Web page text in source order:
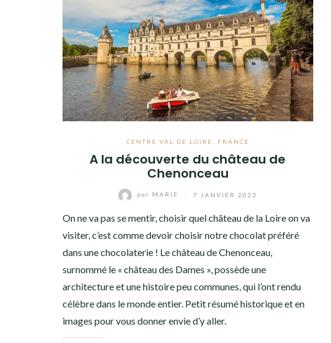
CENTRE VAL DE LOIRE FRANCE
A la découverte du château de
Chenonceau
par MARIE 7 JANVIER 2022
On ne va pas se mentir, choisir quel château de la Loire on va
visiter, c’est comme devoir choisir notre chocolat préféré
dans une chocolaterie ! Le château de Chenonceau,
surnommé le « château des Dames », possède une
architecture et une histoire peu communes, qui l’ont rendu
célèbre dans le monde entier. Petit résumé historique et en
images pour vous donner envie d’y aller.
PAYS DE LA LOIRE
VOYAGES À L’ÉTRANGER